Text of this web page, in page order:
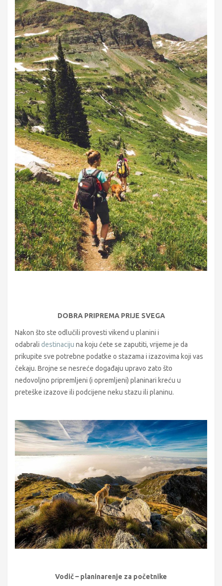
DOBRA PRIPREMA PRIJE SVEGA
Nakon što ste odlučili provesti vikend u planini i
odabrali destinaciju na koju ćete se zaputiti, vrijeme je da
prikupite sve potrebne podatke o stazama i izazovima koji vas
čekaju. Brojne se nesreće događaju upravo zato što
nedovoljno pripremljeni (i opremljeni) planinari kreću u
preteške izazove ili podcijene neku stazu ili planinu.
Vodič – planinarenje za početnike